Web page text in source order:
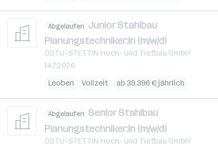
Abgelaufen Junior Stahlbau
Planungstechniker:in (m/w/d)
ÖSTU-STETTIN Hoch- und Tiefbau GmbH
14.7.2026
Leoben
Vollzeit ab 39.396 € jährlich
Abgelaufen Senior Stahlbau
Planungstechniker:in (m/w/d)
ÖSTU-STETTIN Hoch- und Tiefbau GmbH